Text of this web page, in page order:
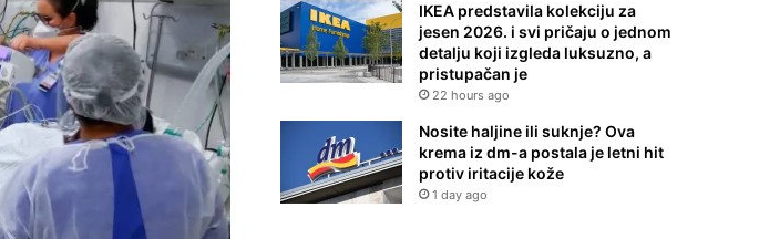
IKEA predstavila kolekciju za
jesen 2026. i svi pričaju o jednom
detalju koji izgleda luksuzno, a
pristupačan je
22 hours ago
Nosite haljine ili suknje? Ova
krema iz dm-a postala je letni hit
protiv iritacije kože
1 day ago